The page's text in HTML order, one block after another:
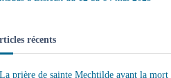
récents
La prière de sainte Mechtilde avant la mort